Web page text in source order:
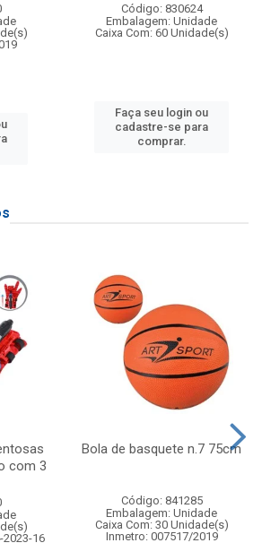
Código: 830624
Embalagem: Unidade
Caixa Com: 60 Unidade(s)
Faça seu login ou
cadastre-se para
comprar.
com 3
2023-16
Bola de basquete n.7 75cm
Código: 841285
Embalagem: Unidade
Caixa Com: 30 Unidade(s)
Inmetro: 007517/2019